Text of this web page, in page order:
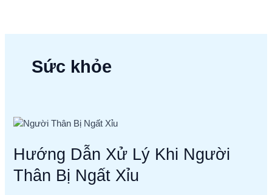
Sức khỏe
Hướng Dẫn Xử Lý Khi Người
Thân Bị Ngất Xỉu
Hướng
Xử